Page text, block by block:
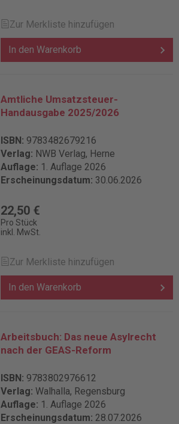
Zur Merkliste hinzufügen
In den Warenkorb
Amtliche Umsatzsteuer-
Handausgabe 2025/2026
ISBN: 9783482679216
Verlag: NWB Verlag, Herne
Auflage: 1. Auflage 2026
Erscheinungsdatum: 30.06.2026
22,50 €
Pro Stück
inkl. MwSt.
Zur Merkliste hinzufügen
In den Warenkorb
Arbeitsbuch: Das neue Asylrecht
nach der GEAS-Reform
ISBN: 9783802976612
Verlag: Walhalla, Regensburg
Auflage: 1. Auflage 2026
Erscheinungsdatum: 28.07.2026